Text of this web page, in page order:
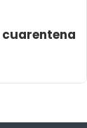
cuarentena